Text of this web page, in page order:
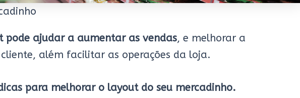
pode ajudar a aumentar as vendas, e melhorar a
além facilitar as operações da loja.
para melhorar o layout do seu mercadinho.